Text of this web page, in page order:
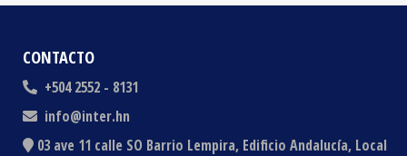
CONTACTO
+504 2552 - 8131
info@inter.hn
03 ave 11 calle SO Barrio Lempira, Edificio Andalucía, Local